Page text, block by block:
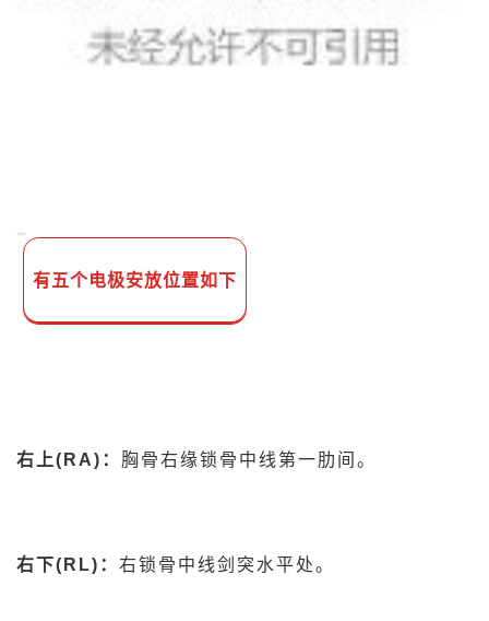
有五个电极安放位置如下
右上(RA)： 胸骨右缘锁骨中线第一肋间。
右下(RL)： 右锁骨中线剑突水平处。